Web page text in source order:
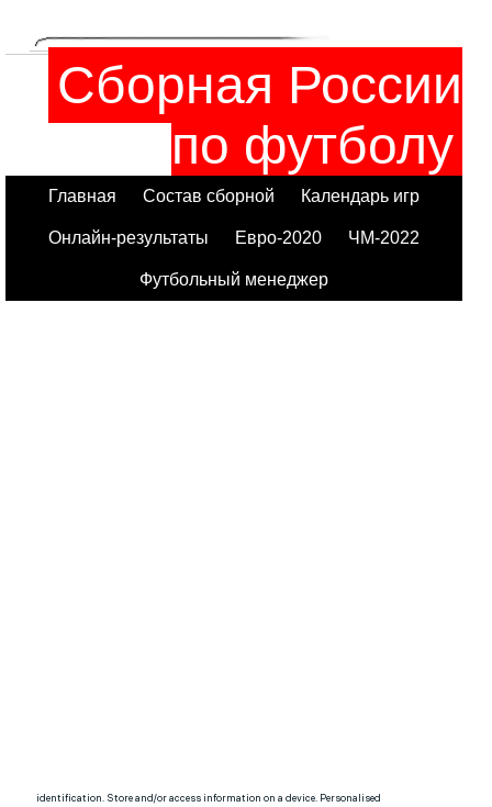
Сборная России
по футболу
Главная Состав сборной Календарь игр
Онлайн-результаты Евро-2020 ЧМ-2022
Футбольный менеджер